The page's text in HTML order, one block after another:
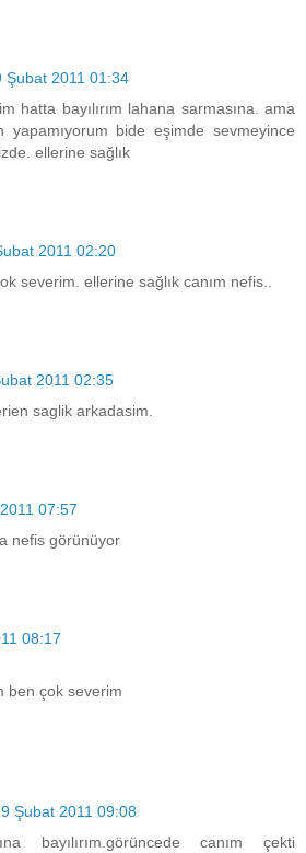
Şubat 2011 01:34
hatta bayılırım lahana sarmasına. ama
yapamıyorum bide eşimde sevmeyince
ellerine sağlık
2011 02:20
severim. ellerine sağlık canım nefis..
2011 02:35
saglik arkadasim.
07:57
nefis görünüyor
08:17
ben çok severim
9 Şubat 2011 09:08
bayılırım.görüncede canım çekti